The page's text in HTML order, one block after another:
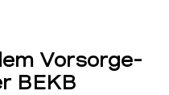
Vorsorge-
BEKB